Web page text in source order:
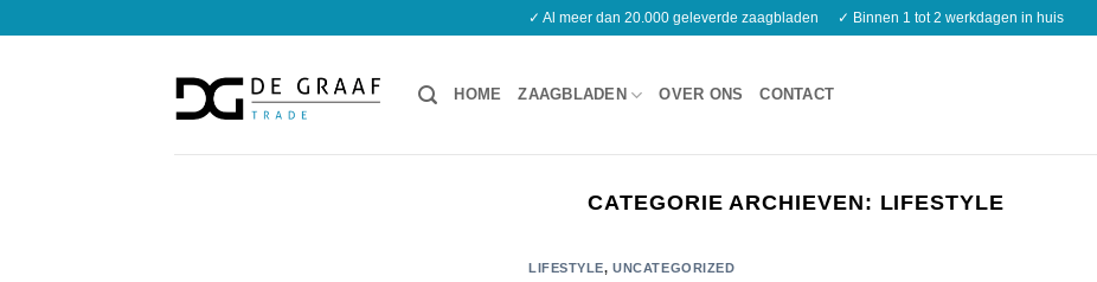
✓ Al meer dan 20.000 geleverde zaagbladen ✓ Binnen 1 tot 2 werkdagen in huis
HOME ZAAGBLADEN OVER ONS CONTACT
CATEGORIE ARCHIEVEN: LIFESTYLE
LIFESTYLE,UNCATEGORIZED